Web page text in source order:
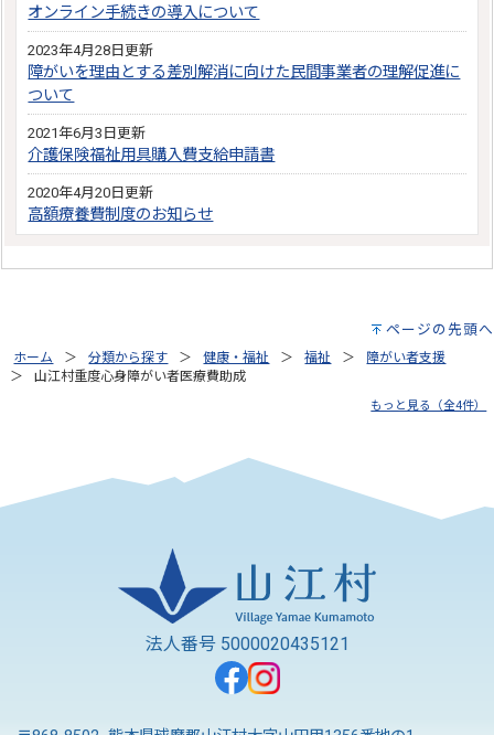
オンライン手続きの導入について
2023年4月28日更新
障がいを理由とする差別解消に向けた民間事業者の理解促進に
ついて
2021年6月3日更新
介護保険福祉用具購入費支給申請書
2020年4月20日更新
高額療養費制度のお知らせ
ページの先頭へ
ホーム 分類から探す 健康・福祉 福祉
障がい者支援
山江村重度心身障がい者医療費助成
もっと見る（全4件）
法人番号 5000020435121